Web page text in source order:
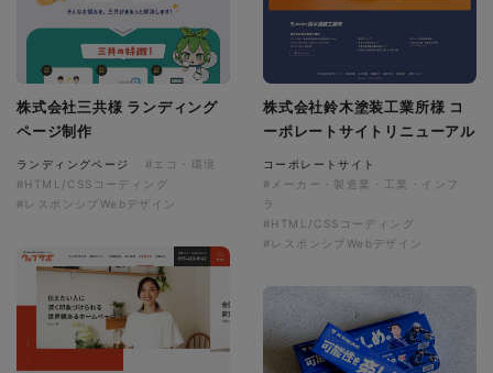
株式会社三共様 ランディング
ページ制作
ランディングページ
#エコ・環境
#HTML/CSSコーディング
#レスポンシブWebデザイン
株式会社鈴木塗装工業所様 コ
ーポレートサイトリニューアル
コーポレートサイト
#メーカー・製造業・工業・インフ
ラ
#HTML/CSSコーディング
#レスポンシブWebデザイン